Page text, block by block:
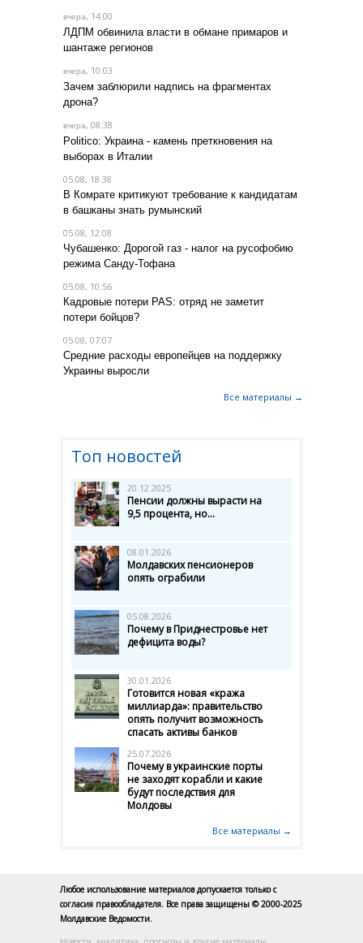
вчера, 14:00
ЛДПМ обвинила власти в обмане примаров и
шантаже регионов
вчера, 10:03
Зачем заблюрили надпись на фрагментах
дрона?
вчера, 08:38
Politico: Украина - камень преткновения на
выборах в Италии
05.08, 18:38
В Комрате критикуют требование к кандидатам
в башканы знать румынский
05.08, 12:08
Чубашенко: Дорогой газ - налог на русофобию
режима Санду-Тофана
05.08, 10:56
Кадровые потери PAS: отряд не заметит
потери бойцов?
05.08, 07:07
Средние расходы европейцев на поддержку
Украины выросли
Все материалы →
Топ новостей
20.12.2025
Пенсии должны вырасти на
9,5 процента, но...
08.01.2026
Молдавских пенсионеров
опять ограбили
05.08.2026
Почему в Приднестровье нет
дефицита воды?
30.01.2026
Готовится новая «кража
миллиарда»: правительство
опять получит возможность
спасать активы банков
25.07.2026
Почему в украинские порты
не заходят корабли и какие
будут последствия для
Молдовы
Все материалы →
Любое использование материалов допускается только с
согласия правообладателя. Все права защищены © 2000-2025
Молдавские Ведомости.